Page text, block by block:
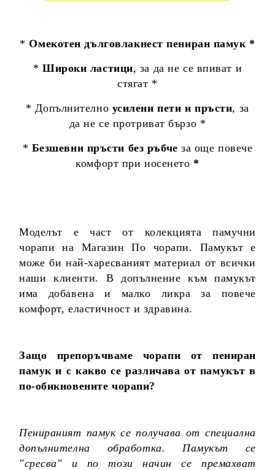
*Омекотен дълговлакнест пениран памук *
* Широки ластици, за да не се впиват и
стягат *
* Допълнително усилени пети и пръсти, за
да не се протриват бързо *
* Безшевни пръсти без ръбчеза още повече
комфорт при носенето *
Моделът е част от колекцията памучни
чорапи на Магазин По чорапи. Памукът е
може би най-харесваният материал от всички
наши клиенти. В допълнение към памукът
има добавена и малко ликра за повече
комфорт, еластичност и здравина.
Защо препоръчваме чорапи от пениран
памук и с какво се различава от памукът в
по-обикновените чорапи?
Пенираният памук се получава от специална
допълнителна обработка. Памукът се
"сресва" и по този начин се премахват